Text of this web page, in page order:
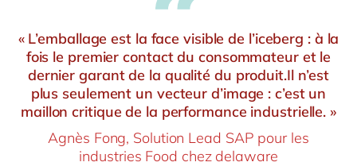
« L’emballage est la face visible de l’iceberg : à la
fois le premier contact du consommateur et le
dernier garant de la qualité du produit.Il n’est
plus seulement un vecteur d’image : c’est un
maillon critique de la performance industrielle. »
Agnès Fong, Solution Lead SAP pour les
industries Food chez delaware